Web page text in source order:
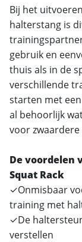
Bij het
halterstang is
gebruik en
thuis als in de
verschillende
starten met
al behoorlijk
voor zwaardere
De voordelen
Squat Rack
✓Onmisbaar
training met
✓De
verstellen